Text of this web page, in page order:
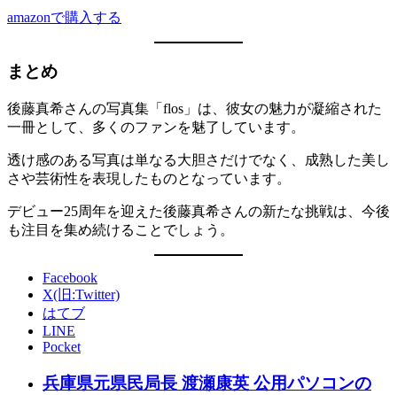
amazonで購入する
まとめ
後藤真希さんの写真集「flos」は、彼女の魅力が凝縮された
一冊として、多くのファンを魅了しています。
透け感のある写真は単なる大胆さだけでなく、成熟した美し
さや芸術性を表現したものとなっています。
デビュー25周年を迎えた後藤真希さんの新たな挑戦は、今後
も注目を集め続けることでしょう。
Facebook
X(旧:Twitter)
はてブ
LINE
Pocket
兵庫県元県民局長 渡瀬康英 公用パソコンの